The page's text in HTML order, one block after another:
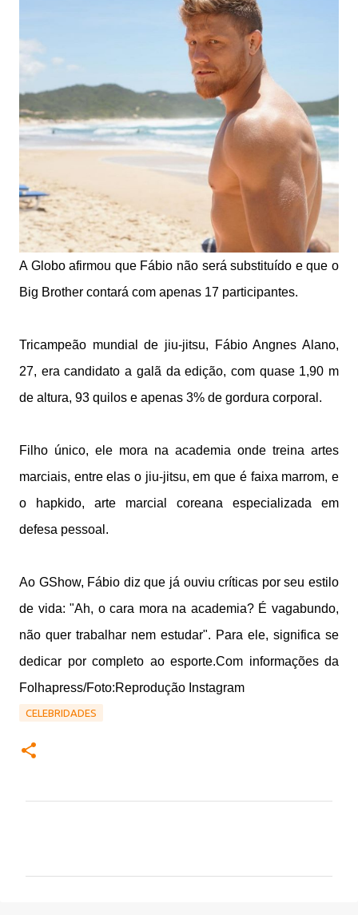
A Globo afirmou que Fábio não será substituído e que o
Big Brother contará com apenas 17 participantes.
Tricampeão mundial de jiu-jitsu, Fábio Angnes Alano,
27, era candidato a galã da edição, com quase 1,90 m
de altura, 93 quilos e apenas 3% de gordura corporal.
Filho único, ele mora na academia onde treina artes
marciais, entre elas o jiu-jitsu, em que é faixa marrom, e
o hapkido, arte marcial coreana especializada em
defesa pessoal.
Ao GShow, Fábio diz que já ouviu críticas por seu estilo
de vida: "Ah, o cara mora na academia? É vagabundo,
não quer trabalhar nem estudar". Para ele, significa se
dedicar por completo ao esporte.Com informações da
Folhapress/Foto:Reprodução Instagram
CELEBRIDADES